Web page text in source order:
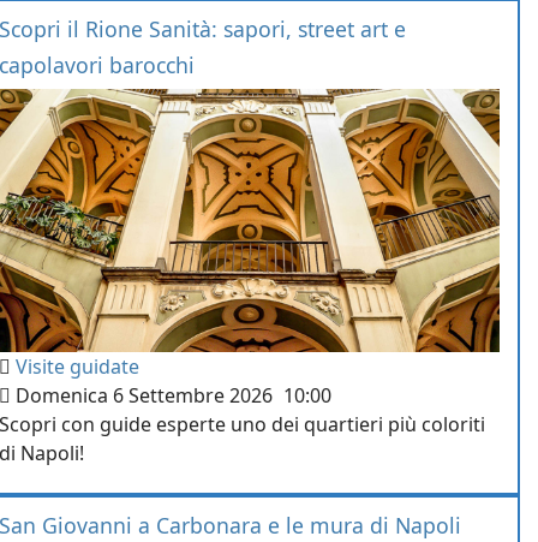
Scopri il Rione Sanità: sapori, street art e
capolavori barocchi
Visite guidate
Domenica 6 Settembre 2026 10:00
Scopri con guide esperte uno dei quartieri più coloriti
di Napoli!
San Giovanni a Carbonara e le mura di Napoli